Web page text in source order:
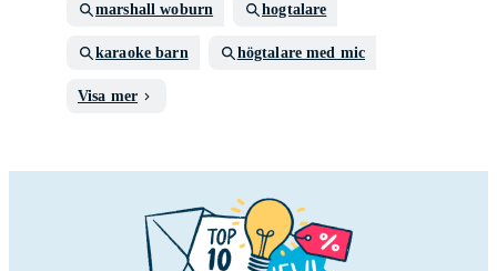
marshall woburn hogtalare
karaoke barn högtalare med mic
Visa mer